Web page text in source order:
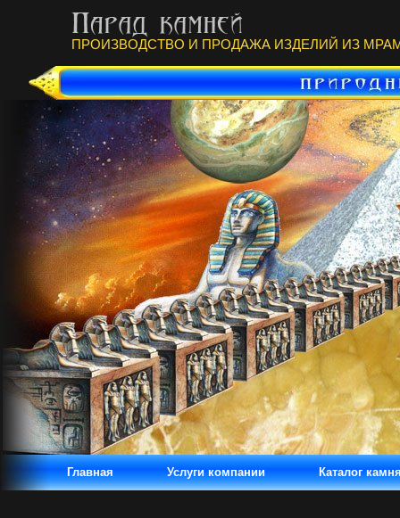
ПРОИЗВОДСТВО И ПРОДАЖА ИЗДЕЛИЙ ИЗ
Главная Услуги компании Каталог